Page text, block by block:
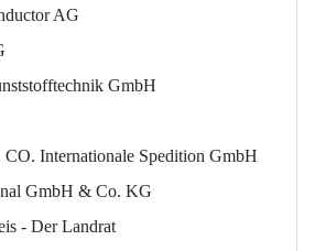
AG
GmbH
Internationale Spedition GmbH
GmbH & Co. KG
- Der Landrat